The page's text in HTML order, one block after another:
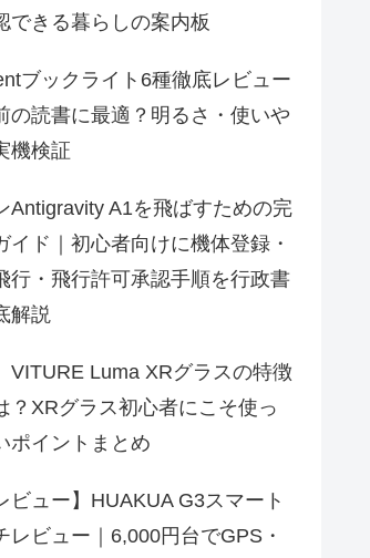
できる暮らしの案内板
ブックライト6種徹底レビュー
の読書に最適？明るさ・使いや
機検証
Antigravity A1を飛ばすための完
イド｜初心者向けに機体登録・
行・飛行許可承認手順を行政書
解説
VITURE Luma XRグラスの特徴
？XRグラス初心者にこそ使っ
ポイントまとめ
ビュー】HUAKUA G3スマート
レビュー｜6,000円台でGPS・